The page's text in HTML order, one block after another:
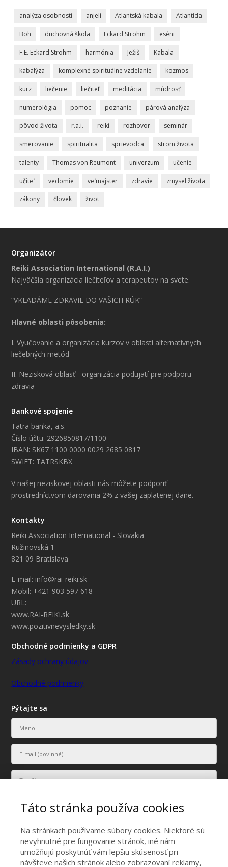
analýza osobnosti anjeli Atlantská kabala Atlantída
Boh duchovná škola Eckard Strohm eséni
F.E. Eckard Strohm harmónia Ježiš Kabala
kabalýza komplexné spirituálne vzdelanie kozmos
kurz liečenie liečiteľ meditácia múdrosť
numerológia pomoc poznanie párová analýza
pôvod života r.a.i. reiki rozhovor seminár
smerovanie spiritualita sprievodca strom života
talenty Thomas von Reumont univerzum učenie
učiteľ vedomie veľmajster zdravie zmysel života
zákony človek život
Organizátor
Reiki Association International (R.A.I.)
Najväčšia organizácia liečiteľov a terapeutov na svete.
“VKLADÁME ZDRAVIE DO VAŠICH RÚK”
Hlavné oblasti pôsobenia:
I. Vyučovanie a organizácia kurzov v oblasti alternatívnych
liečebných metód
II. Nezisková oblasť - organizácia podujatí pre podporu
zdravia
Bankové spojenie
Tatra banka, a.s.
Číslo účtu: 2926850817/1100
IBAN: SK67 1100 0000 0029 2685 0817
SWIFT: TATRSKBX
V našej neziskovej oblasti nás môžete podporiť
prostredníctvom darovania 2% z vašej zaplatenej dane.
Kontakty
Reiki Association International - Slovakia
Ružinovská 1
821 09 Bratislava
E-mail: info@rai-reiki.sk
Mobil: +421 903 597 618
URL:
www.RAI-REIKI.sk
www.pozitivnevysledky.sk
Obchodné podmienky a GDPR
Zásady ochrany údajov
Obchodné podmienky
Pýtajte sa
Vaše osobné údaje budú použité len na účely vyriešenia vášho
Táto stránka používa cookies
Na stránkach používame súbory cookies. Niektoré sú
nevyhnutné pre fungovanie stránok, iné nám
umožňujú poskytnúť vám lepšiu skúsenosť pri
návšteve našich stránok alebo zobrazovaní reklamy,